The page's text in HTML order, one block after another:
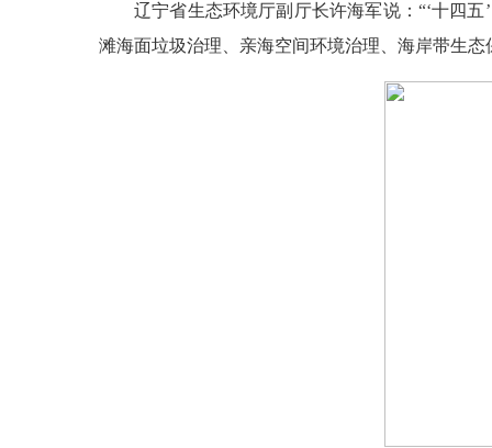
辽宁省生态环境厅副厅长许海军说：“‘十四
滩海面垃圾治理、亲海空间环境治理、海岸带生